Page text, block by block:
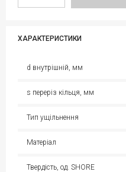
ХАРАКТЕРИСТИКИ
d внутрішній, мм
s переріз кільця, мм
Тип ущільнення
Матеріал
Твердість, од. SHORE